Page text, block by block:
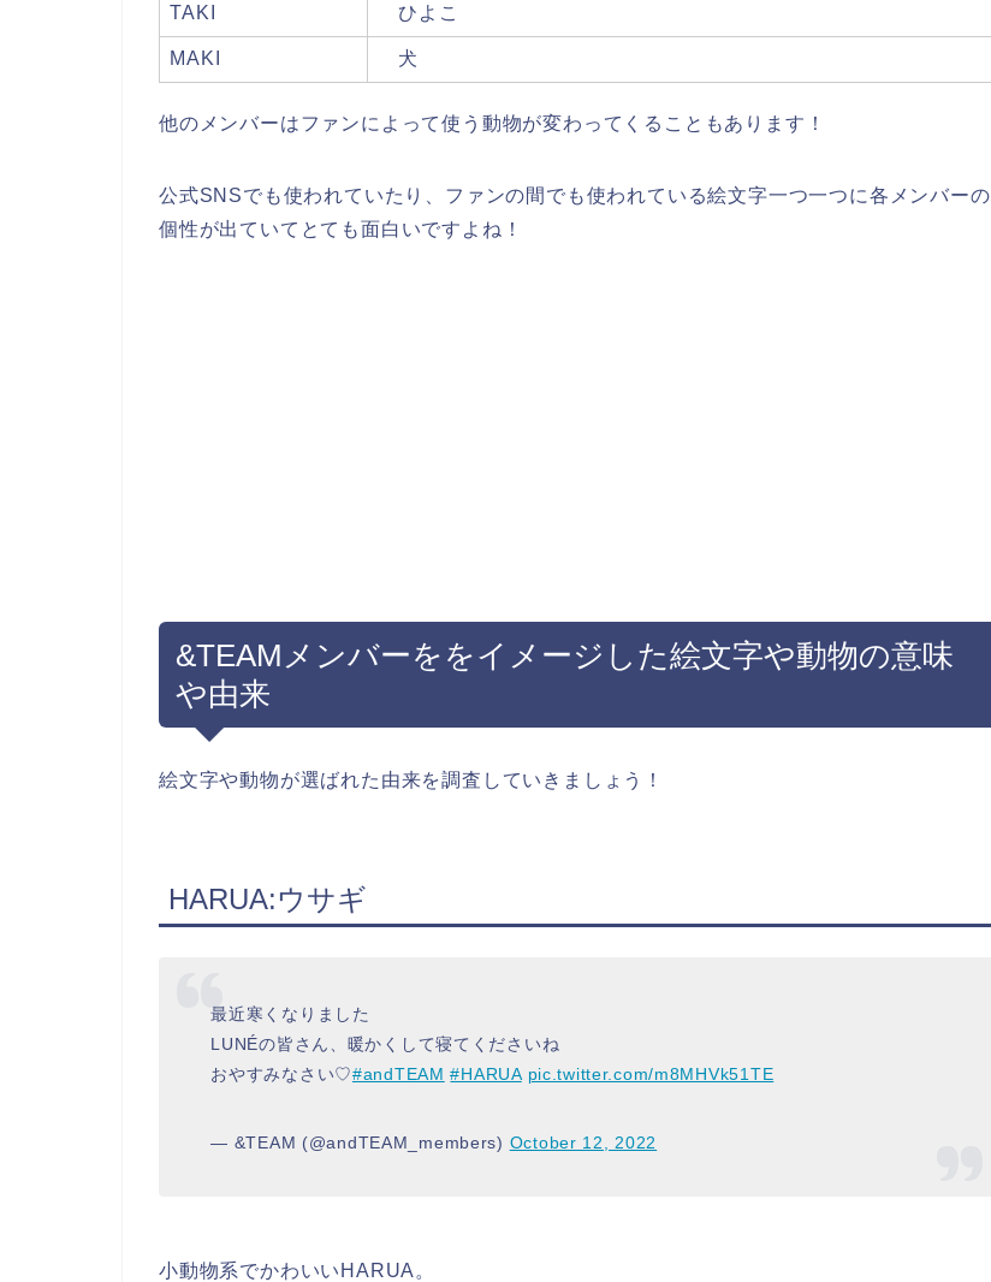
TAKI ひよこ
MAKI 犬
他のメンバーはファンによって使う動物が変わってくることもあります！
公式SNSでも使われていたり、ファンの間でも使われている絵文字一つ一つに各メンバーの
個性が出ていてとても面白いですよね！
&TEAMメンバーををイメージした絵文字や動物の意味
や由来
絵文字や動物が選ばれた由来を調査していきましょう！
HARUA:ウサギ
最近寒くなりました
LUNÉの皆さん、暖かくして寝てくださいね
おやすみなさい♡#andTEAM #HARUA pic.twitter.com/m8MHVk51TE
— &TEAM (@andTEAM_members) October 12, 2022
小動物系でかわいいHARUA。